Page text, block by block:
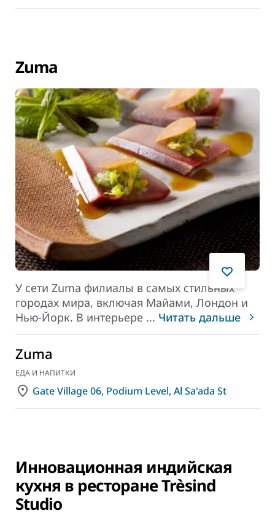
Zuma
У сети Zuma филиалы в самых стильных
городах мира, включая Майами, Лондон и
Нью-Йорк. В интерьере ... Читать дальше
Zuma
ЕДА И НАПИТКИ
Gate Village 06, Podium Level, Al Sa'ada St
Инновационная индийская
кухня в ресторане Trèsind
Studio